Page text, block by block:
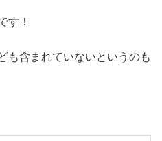
す！
も含まれていないというのも